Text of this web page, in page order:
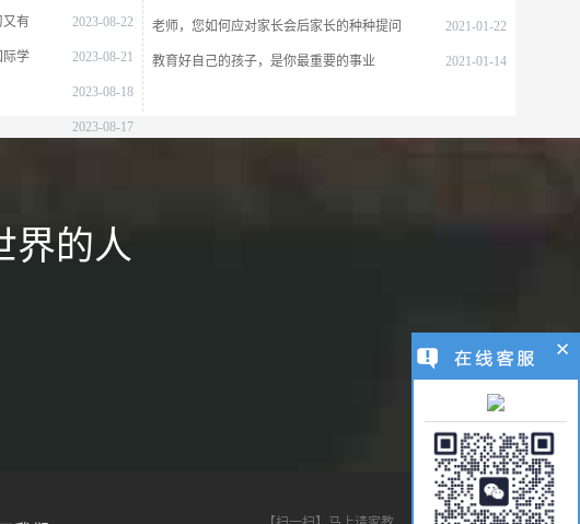
又有 2023-08-22
际学 2023-08-21
2023-08-18
2023-08-17
老师，您如何应对家长会后家长的种种提问 2021-01-22
教育好自己的孩子，是你最重要的事业 2021-01-14
界的人